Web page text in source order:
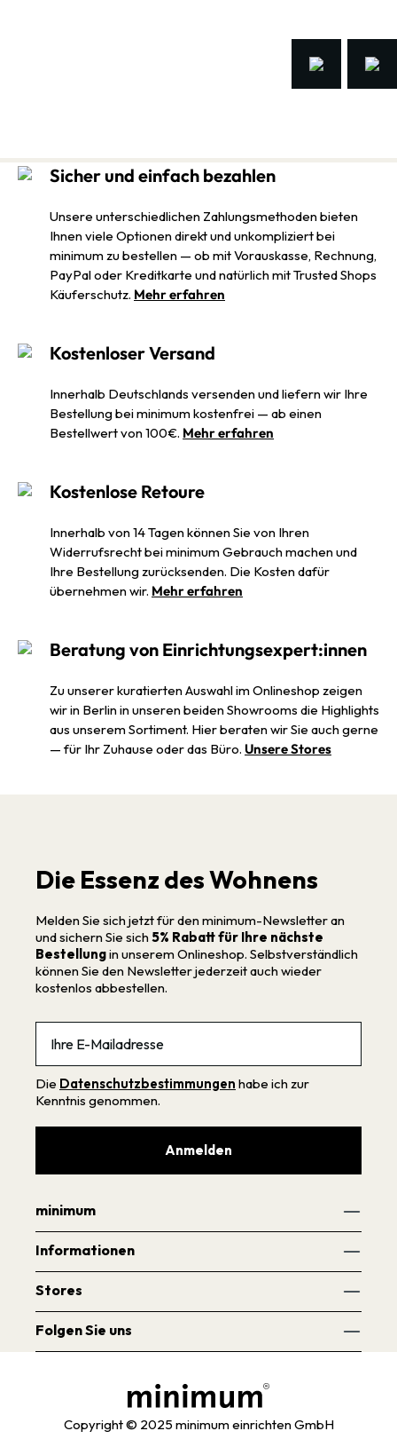
Sicher und einfach bezahlen
Unsere unterschiedlichen Zahlungsmethoden bieten
Ihnen viele Optionen direkt und unkompliziert bei
minimum zu bestellen — ob mit Vorauskasse, Rechnung,
PayPal oder Kreditkarte und natürlich mit Trusted Shops
Käuferschutz. Mehr erfahren
Kostenloser Versand
Innerhalb Deutschlands versenden und liefern wir Ihre
Bestellung bei minimum kostenfrei — ab einen
Bestellwert von 100€. Mehr erfahren
Kostenlose Retoure
Innerhalb von 14 Tagen können Sie von Ihren
Widerrufsrecht bei minimum Gebrauch machen und
Ihre Bestellung zurücksenden. Die Kosten dafür
übernehmen wir. Mehr erfahren
Beratung von Einrichtungsexpert:innen
Zu unserer kuratierten Auswahl im Onlineshop zeigen
wir in Berlin in unseren beiden Showrooms die Highlights
aus unserem Sortiment. Hier beraten wir Sie auch gerne
— für Ihr Zuhause oder das Büro. Unsere Stores
Die Essenz des Wohnens
Melden Sie sich jetzt für den minimum-Newsletter an
und sichern Sie sich 5% Rabatt für Ihre nächste
Bestellungin unserem Onlineshop. Selbstverständlich
können Sie den Newsletter jederzeit auch wieder
kostenlos abbestellen.
Die Datenschutzbestimmungen habe ich zur
Kenntnis genommen.
Anmelden
minimum
Informationen
Stores
Folgen Sie uns
Copyright © 2025 minimum einrichten GmbH